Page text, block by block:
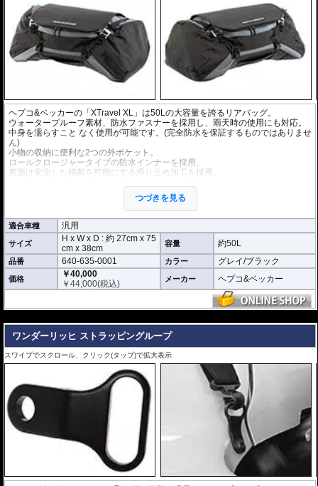
ヘプコ&ベッカーの「XTravel XL」は50Lの大容量を誇るリアバッグ。
ウォータープルーフ素材、防水ファスナーを採用し、雨天時の使用にも対応。
中身を濡らすこと なく使用が可能です。(完全防水を保証するものではありませ
ん)
小物の収納に便利な2つの外ポケット。
ロールクロージャータイプの防水インナーを採用。
底面は安定した積載を可能にする滑り止め加工を採用。
持ち運びに便利なショルダーベルトを同梱。
ヘプコ&ベッカーのユニバーサルエクステンションなどと組み合わせて使用す
れば、更に安定した積載が可能。
つづきを見る
適合車種 汎用
サイズ H x W x D : 約27cm x75
cm x38cm 容量 約50L
品番 640-635-0001 カラー グレイ/ブラック
価格
￥40,000
￥44,000(税込) メーカー ヘプコ&ベッカー
ワンダーリッヒ ストラッピングループ
スワイプでスクロール、クリック(タップ)で拡大表示